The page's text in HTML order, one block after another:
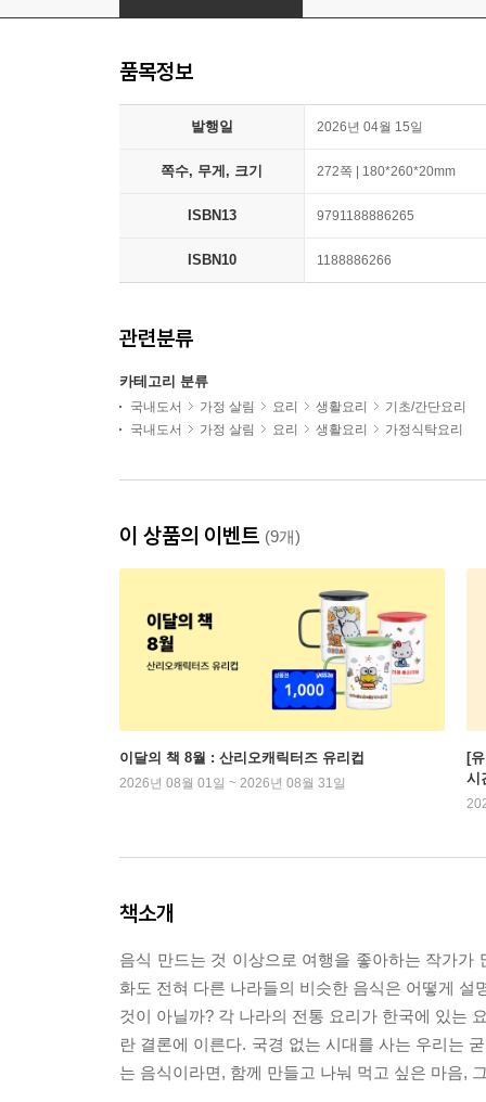
품목정보
발행일 2026년 04월 15일
쪽수, 무게, 크기 272쪽 | 180*260*20mm
ISBN13 9791188886265
ISBN10 1188886266
관련분류
카테고리 분류
국내도서 가정 살림 요리 생활요리
기초/간단요리
국내도서
가정 살림 요리 생활요리 가정식탁요리
이 상품의 이벤트 (9개)
이달의 책 8월 : 산리오캐릭터즈 유리컵
2026년 08월 01일 ~ 2026년 08월 31일
[
시
책소개
음식 만드는 것 이상으로 여행을 좋아하는 작가
화도 전혀 다른 나라들의 비슷한 음식은 어떻게
것이 아닐까? 각 나라의 전통 요리가 한국에 있는
란 결론에 이른다. 국경 없는 시대를 사는 우리는
는 음식이라면, 함께 만들고 나눠 먹고 싶은 마음,